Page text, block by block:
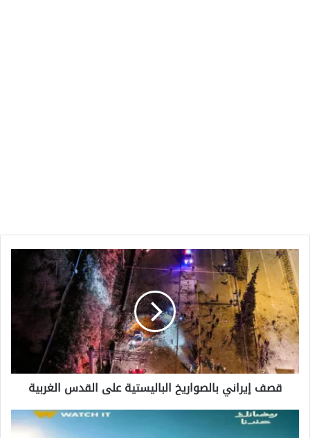
قصف
إيراني
بالصواريخ
الباليستية
على
القدس
الغربية
قصف إيراني بالصواريخ الباليستية على القدس الغربية
بالتفاصيل: